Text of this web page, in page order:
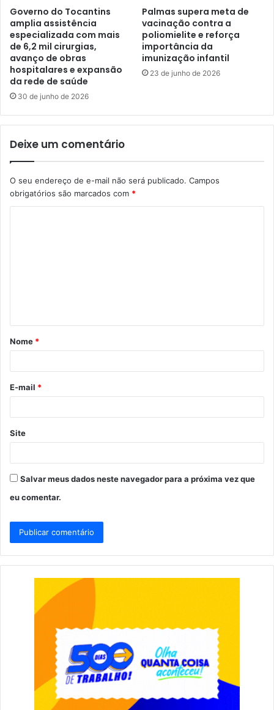
Governo do Tocantins
amplia assistência
especializada com mais
de 6,2 mil cirurgias,
avanço de obras
hospitalares e expansão
da rede de saúde
30 de junho de 2026
Palmas supera meta de
vacinação contra a
poliomielite e reforça
importância da
imunização infantil
23 de junho de 2026
Deixe um comentário
O seu endereço de e-mail não será publicado. Campos
obrigatórios são marcados com *
á
r
*
Nome *
E-mail *
Site
Salvar meus dados neste navegador para a próxima vez que
eu comentar.